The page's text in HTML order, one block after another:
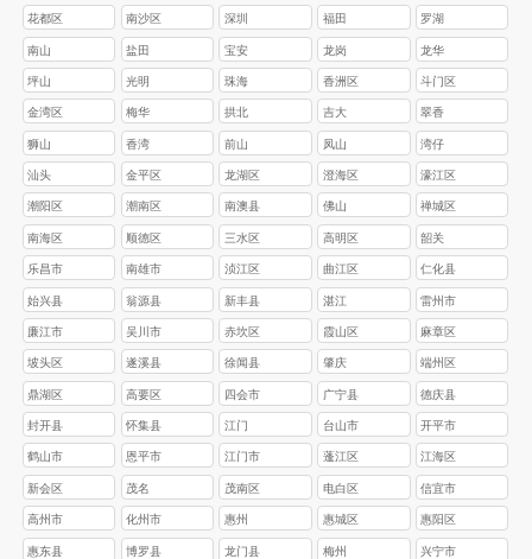
花都区 南沙区 深圳 福田 罗湖
南山 盐田 宝安 龙岗 龙华
坪山 光明 珠海 香洲区 斗门区
金湾区 梅华 拱北 吉大 翠香
狮山 香湾 前山 凤山 湾仔
汕头 金平区 龙湖区 澄海区 濠江区
‌潮阳区 ‌潮南区 南澳县 佛山 禅城区
南海区 顺德区 三水区 高明区 韶关
乐昌市 南雄市 浈江区 ‌曲江区 ‌仁化县
始兴县 翁源县 ‌新丰县 湛江 雷州市‌
‌‌廉江市‌ ‌‌吴川市 赤坎区‌ ‌霞山区‌ ‌麻章区‌
‌坡头区‌ ‌遂溪县‌ ‌徐闻县 肇庆 ‌端州区
鼎湖区 高要区 四会市 广宁县 德庆县
封开县 怀集县 江门 台山市 开平市
鹤山市 恩平市 江门市 蓬江区 江海区
新会区 茂名 茂南区 电白区 信宜市
高州市 化州市 惠州 惠城区 惠阳区
惠东县 博罗县 龙门县 梅州 兴宁市